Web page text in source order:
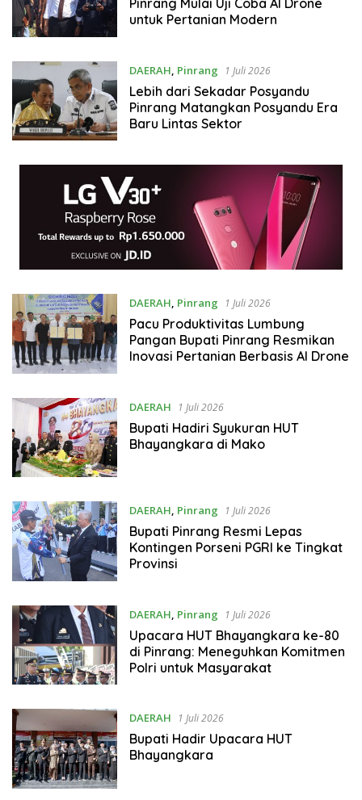
Pinrang Mulai Uji Coba AI Drone
untuk Pertanian Modern
DAERAH, Pinrang 1 Juli 2026
Lebih dari Sekadar Posyandu
Pinrang Matangkan Posyandu Era
Baru Lintas Sektor
DAERAH, Pinrang 1 Juli 2026
Pacu Produktivitas Lumbung
Pangan Bupati Pinrang Resmikan
Inovasi Pertanian Berbasis AI Drone
DAERAH 1 Juli 2026
Bupati Hadiri Syukuran HUT
Bhayangkara di Mako
DAERAH, Pinrang 1 Juli 2026
Bupati Pinrang Resmi Lepas
Kontingen Porseni PGRI ke Tingkat
Provinsi ​
DAERAH, Pinrang 1 Juli 2026
Upacara HUT Bhayangkara ke-80
di Pinrang: Meneguhkan Komitmen
Polri untuk Masyarakat
DAERAH 1 Juli 2026
Bupati Hadir Upacara HUT
Bhayangkara